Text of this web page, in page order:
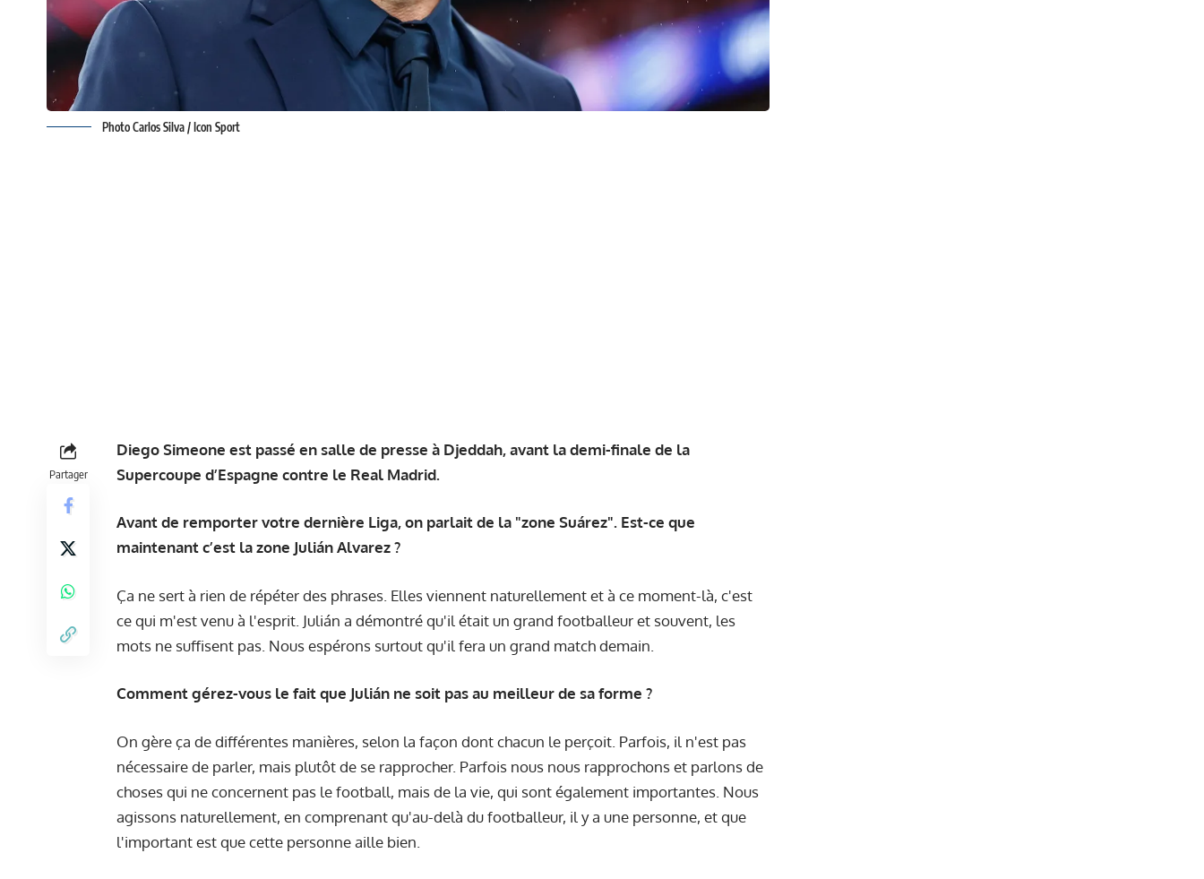
Photo Carlos Silva / Icon Sport
Partager
Diego Simeone est passé en salle de presse à Djeddah, avant la demi-finale de la
Supercoupe d’Espagne contre le Real Madrid.
Avant de remporter votre dernière Liga, on parlait de la "zone Suárez". Est-ce que
maintenant c’est la zone Julián Alvarez ?
Ça ne sert à rien de répéter des phrases. Elles viennent naturellement et à ce moment-là, c'est
ce qui m'est venu à l'esprit. Julián a démontré qu'il était un grand footballeur et souvent, les
mots ne suffisent pas. Nous espérons surtout qu'il fera un grand match demain.
Comment gérez-vous le fait que Julián ne soit pas au meilleur de sa forme ?
On gère ça de différentes manières, selon la façon dont chacun le perçoit. Parfois, il n'est pas
nécessaire de parler, mais plutôt de se rapprocher. Parfois nous nous rapprochons et parlons de
choses qui ne concernent pas le football, mais de la vie, qui sont également importantes. Nous
agissons naturellement, en comprenant qu'au-delà du footballeur, il y a une personne, et que
l'important est que cette personne aille bien.